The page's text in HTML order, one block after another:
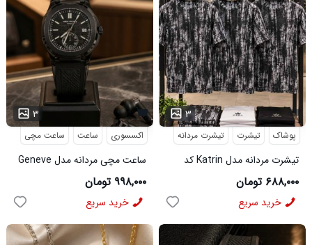
۳
اکسسوری ساعت ساعت مچی
ساعت مچی مردانه مدل Geneve
کد 6562
۹۹۸,۰۰۰ تومان
خرید سریع
۳
پوشاک تیشرت تیشرت مردانه
تیشرت مردانه مدل Katrin کد
6579
۶۸۸,۰۰۰ تومان
خرید سریع